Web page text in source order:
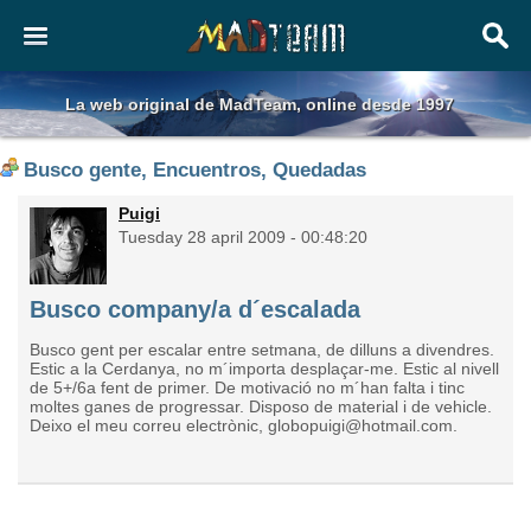
La web original de MadTeam, online desde 1997
Busco gente, Encuentros, Quedadas
Puigi
Tuesday 28 april 2009 - 00:48:20
Busco company/a d´escalada
Busco gent per escalar entre setmana, de dilluns a divendres.
Estic a la Cerdanya, no m´importa desplaçar-me. Estic al nivell
de 5+/6a fent de primer. De motivació no m´han falta i tinc
moltes ganes de progressar. Disposo de material i de vehicle.
Deixo el meu correu electrònic, globopuigi@hotmail.com.